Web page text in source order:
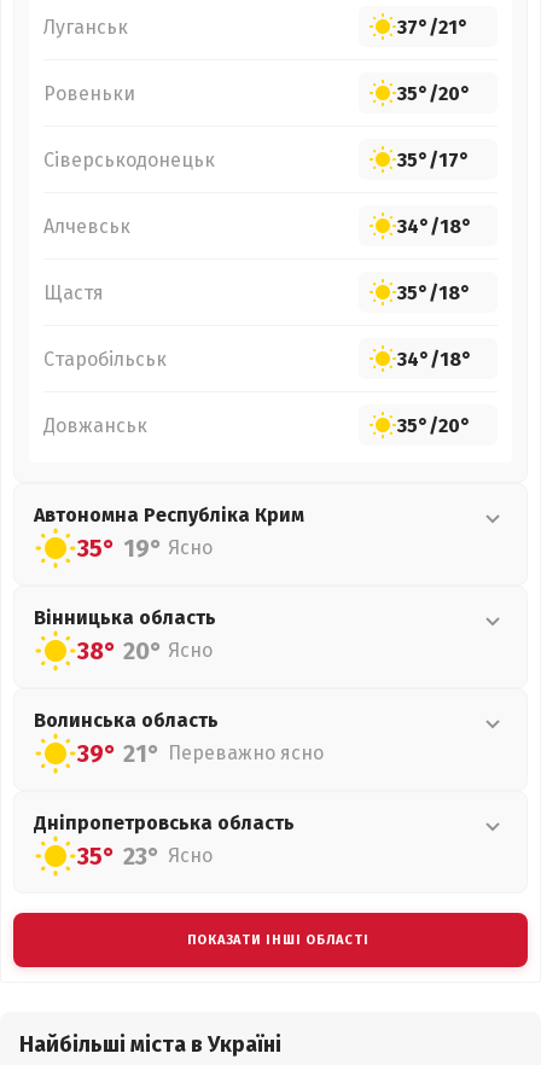
Луганськ 37°/21°
Ровеньки 35°/20°
Сіверськодонецьк 35°/17°
Алчевськ 34°/18°
Щастя 35°/18°
Старобільськ 34°/18°
Довжанськ 35°/20°
Автономна Республіка Крим
35° 19° Ясно
Вінницька область
38° 20° Ясно
Волинська область
39° 21° Переважно ясно
Дніпропетровська область
35° 23° Ясно
ПОКАЗАТИ ІНШІ ОБЛАСТІ
Найбільші міста в Україні